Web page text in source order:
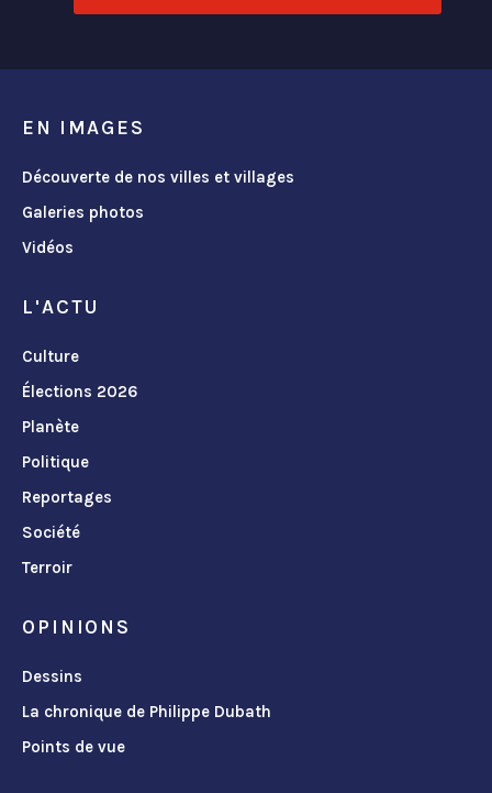
EN IMAGES
Découverte de nos villes et villages
Galeries photos
Vidéos
L'ACTU
Culture
Élections 2026
Planète
Politique
Reportages
Société
Terroir
OPINIONS
Dessins
La chronique de Philippe Dubath
Points de vue